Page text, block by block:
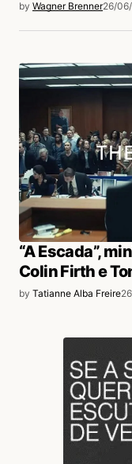
by Wagner Brenner26/
“A Escada”,
Colin Firth e
by Tatianne Alba Freire